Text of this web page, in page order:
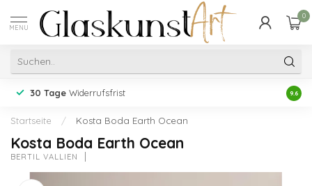
MENU
0
30 Tage Widerrufsfrist 9.6
Startseite / Kosta Boda Earth Ocean
Kosta Boda Earth Ocean
BERTIL VALLIEN